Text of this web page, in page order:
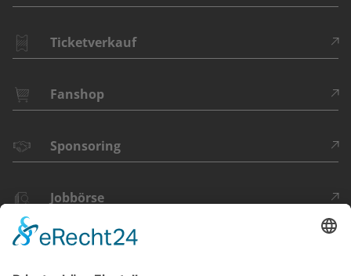
Ticketverkauf
Fanshop
Sponsoring
Jobbörse